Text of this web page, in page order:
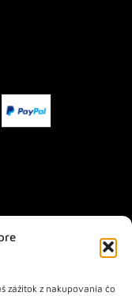
zážitok z nakupovania čo